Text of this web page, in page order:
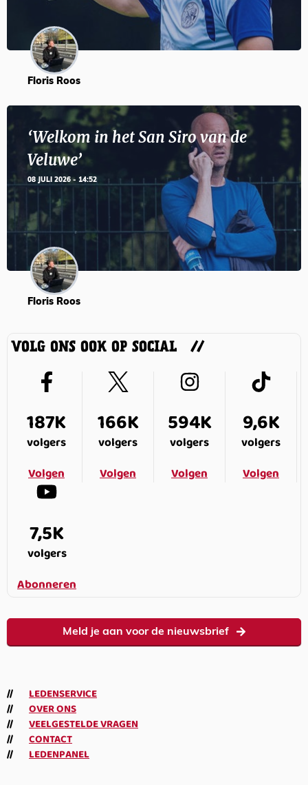
Floris Roos
‘Welkom in het San Siro van de
Veluwe’
08 JULI 2026 - 14:52
Floris Roos
VOLG ONS OOK OP SOCIAL
187K
volgers
Volgen
166K
volgers
Volgen
594K
volgers
Volgen
9,6K
volgers
Volgen
7,5K
volgers
Abonneren
Meld je aan voor de nieuwsbrief
LEDENSERVICE
OVER ONS
VEELGESTELDE VRAGEN
CONTACT
LEDENPANEL